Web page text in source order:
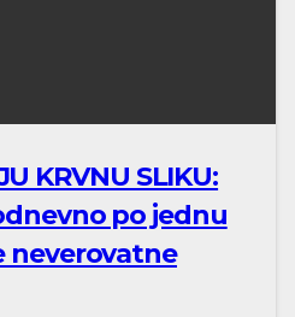
KRVNU SLIKU:
po jednu
neverovatne